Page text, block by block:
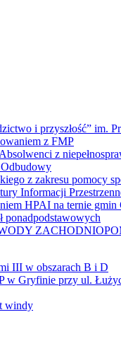
i przyszłość” im.
z FMP
z
Odbudowy
z zakresu pomocy
Informacji
HPAI na ternie
ponadpodstawowych